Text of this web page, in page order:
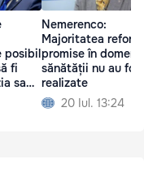
posibil
fi
sa
Nemerenco:
Majoritatea
promise în
sănătății nu au fost
realizate
20 Iul. 13:24